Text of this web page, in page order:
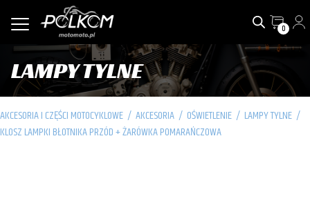
0
LAMPY TYLNE
AKCESORIA I CZĘŚCI MOTOCYKLOWE / AKCESORIA / OŚWIETLENIE / LAMPY TYLNE /
KLOSZ LAMPKI BŁOTNIKA PRZÓD + ŻARÓWKA POMARAŃCZOWA